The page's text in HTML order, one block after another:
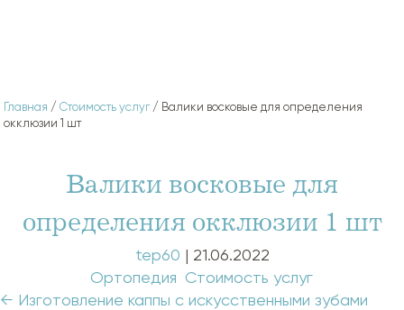
Главная /Стоимость услуг/ Валики восковые для определения
окклюзии 1 шт
Валики восковые для
определения окклюзии 1 шт
tep60 | 21.06.2022
Ортопедия Стоимость услуг
Навигация
← Изготовление каппы с искусственными зубами